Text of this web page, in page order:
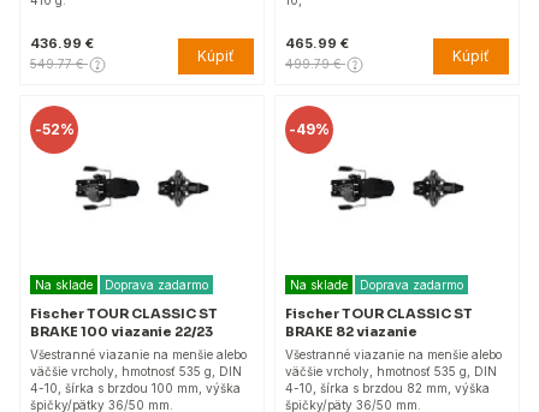
436.99 €
549.77 € Kúpiť
465.99 €
499.79 € Kúpiť
-52%
Na sklade Doprava zadarmo
Fischer TOUR CLASSIC ST
BRAKE 100 viazanie 22/23
Všestranné viazanie na menšie alebo
väčšie vrcholy, hmotnosť 535 g, DIN
4-10, šírka s brzdou 100 mm, výška
špičky/pätky 36/50 mm.
-49%
Na sklade Doprava zadarmo
Fischer TOUR CLASSIC ST
BRAKE 82 viazanie
Všestranné viazanie na menšie alebo
väčšie vrcholy, hmotnosť 535 g, DIN
4-10, šírka s brzdou 82 mm, výška
špičky/päty 36/50 mm.